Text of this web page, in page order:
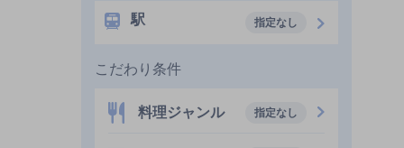
駅 指定なし
こだわり条件
料理ジャンル 指定なし